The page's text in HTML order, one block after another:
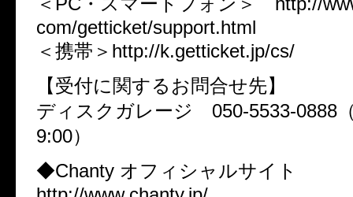
com/getticket/support.html
＜携帯＞http://k.getticket.jp/cs/
【受付に関するお問合せ先】
ディスクガレージ 050-5533-0888
9:00）
◆Chanty オフィシャルサイト